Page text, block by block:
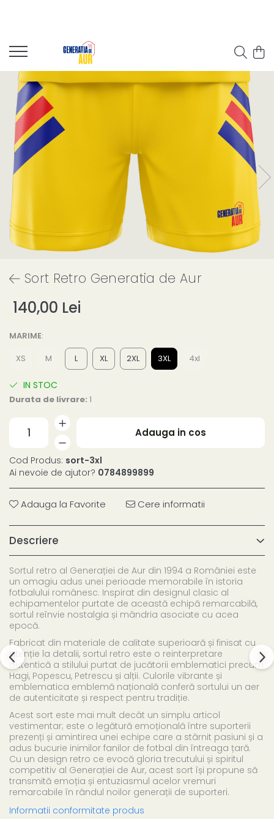
Sort Retro Generatia de Aur
140,00 Lei
MARIME:
XS
M L XL 2XL 3XL 4xl
IN STOC
Durata de livrare: 1
Adauga in cos
Cod Produs: sort-3xl
Ai nevoie de ajutor? 0784899899
Adauga la Favorite Cere informatii
Descriere
Sortul retro al Generației de Aur din 1994 a României este
un omagiu adus unei perioade memorabile în istoria
fotbalului românesc. Inspirat din designul clasic al
echipamentelor purtate de această echipă remarcabilă,
sortul reînvie nostalgia și mândria asociate cu acea
epocă.
Fabricat din materiale de calitate superioară și finisat cu
atenție la detalii, sortul retro este o reinterpretare
autentică a stilului purtat de jucătorii emblematici precum
Hagi, Popescu, Petrescu și alții. Culorile vibrante și
emblematica emblemă națională conferă sortului un aer
de autenticitate și respect pentru tradiție.
Acest sort este mai mult decât un simplu articol
vestimentar; este o legătură emoțională între suporterii
prezenți și amintirea unei echipe care a stârnit pasiuni și a
adus bucurie inimilor fanilor de fotbal din întreaga țară.
Cu un design retro ce evocă gloria trecutului și spiritul
competitiv al Generației de Aur, acest sort își propune să
transmită emoția și entuziasmul acelor vremuri
remarcabile în rândul noilor generații de suporteri.
Informatii conformitate produs